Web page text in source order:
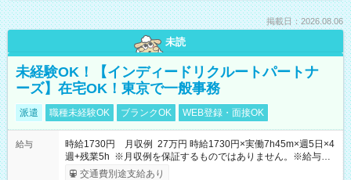
掲載日：2026.08.06
未読
未経験OK！【インディードリクルートパートナ
ーズ】在宅OK！東京で一般事務
派遣 職種未経験OK ブランクOK WEB登録・面接OK
給与
時給1730円 月収例 27万円 時給1730円×実働7h45m×週5日×4
週+残業5h ※月収例を保証するものではありません。※給与即
受取りサービス利用可（利用条件有）
交通費別途支給あり